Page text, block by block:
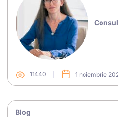
11440 1 noiembrie
Blog